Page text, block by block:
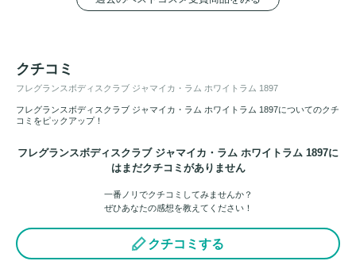
クチコミ
フレグランスボディスクラブ ジャマイカ・ラム ホワイトラム 1897
フレグランスボディスクラブ ジャマイカ・ラム ホワイトラム 1897についてのクチ
コミをピックアップ！
フレグランスボディスクラブ ジャマイカ・ラム ホワイトラム 1897に
はまだクチコミがありません
一番ノリでクチコミしてみませんか？
ぜひあなたの感想を教えてください！
クチコミする